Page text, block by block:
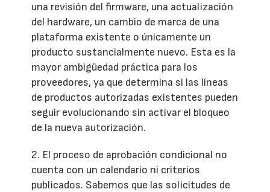
una revisión del firmware, una actualización
del hardware, un cambio de marca de una
plataforma existente o únicamente un
producto sustancialmente nuevo. Esta es la
mayor ambigüedad práctica para los
proveedores, ya que determina si las líneas
de productos autorizadas existentes pueden
seguir evolucionando sin activar el bloqueo
de la nueva autorización.
2. El proceso de aprobación condicional no
cuenta con un calendario ni criterios
publicados. Sabemos que las solicitudes de